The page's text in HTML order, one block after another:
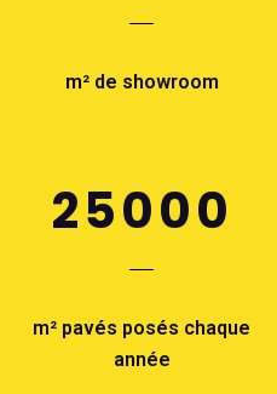
m² de showroom
25000
m² pavés posés chaque
année